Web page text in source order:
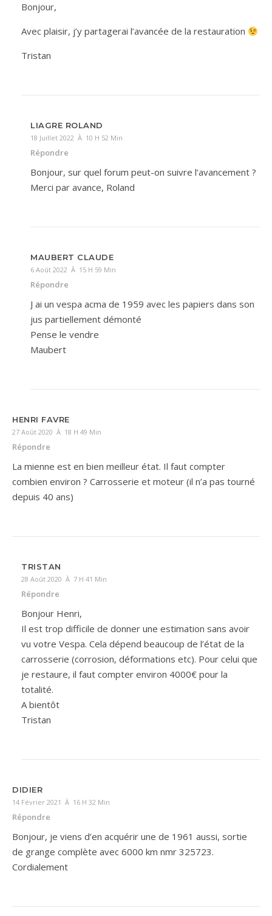
Bonjour,
Avec plaisir, j’y partagerai l’avancée de la restauration
Tristan
LIAGRE ROLAND
18 Juillet 2022 À 10 H 52 Min
Répondre
Bonjour, sur quel forum peut-on suivre l’avancement ?
Merci par avance, Roland
MAUBERT CLAUDE
6 Août 2022 À 15 H 59 Min
Répondre
J ai un vespa acma de 1959 avec les papiers dans son
jus partiellement démonté
Pense le vendre
Maubert
HENRI FAVRE
27 Août 2020 À 18 H 49 Min
Répondre
La mienne est en bien meilleur état. Il faut compter
combien environ ? Carrosserie et moteur (il n’a pas tourné
depuis 40 ans)
TRISTAN
28 Août 2020 À 7 H 41 Min
Répondre
Bonjour Henri,
Il est trop difficile de donner une estimation sans avoir
vu votre Vespa. Cela dépend beaucoup de l’état de la
carrosserie (corrosion, déformations etc). Pour celui que
je restaure, il faut compter environ 4000€ pour la
totalité.
A bientôt
Tristan
DIDIER
14 Février 2021 À 16 H 32 Min
Répondre
Bonjour, je viens d’en acquérir une de 1961 aussi, sortie
de grange complète avec 6000 km nmr 325723.
Cordialement